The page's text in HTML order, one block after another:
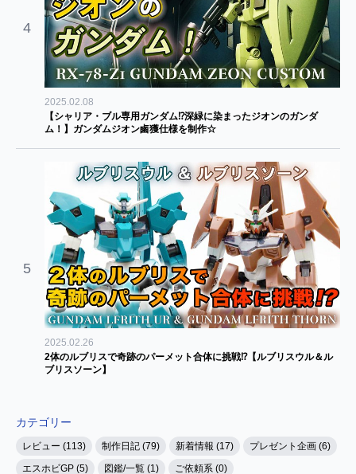
4
2025.02.08
【シャリア・ブル専用ガンダム⁉深緑に染まったジオンのガンダ
ム！】ガンダムジオン鹵獲仕様を制作☆
5
2025.02.26
2体のルブリスで奇跡のパーメット合体に挑戦⁉【ルブリスウル＆ル
ブリスソーン】
カテゴリー
レビュー (113) 制作日記 (79) 新着情報 (17)
プレゼント企画 (6)
エスホビGP (5)
図鑑/一覧 (1) ご依頼系 (0)